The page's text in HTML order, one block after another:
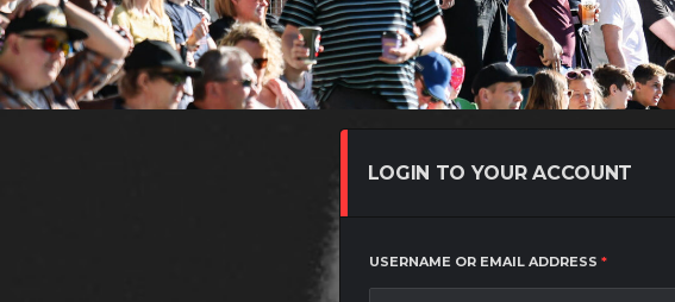
LOGIN TO YOUR ACCOUNT
USERNAME OR EMAIL ADDRESS *REQUIRED